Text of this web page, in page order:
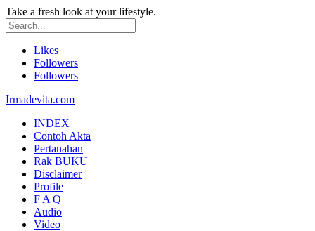
Take a fresh look at your lifestyle.
Likes
Followers
Followers
Irmadevita.com
INDEX
Contoh Akta
Pertanahan
Rak BUKU
Disclaimer
Profile
F A Q
Audio
Video